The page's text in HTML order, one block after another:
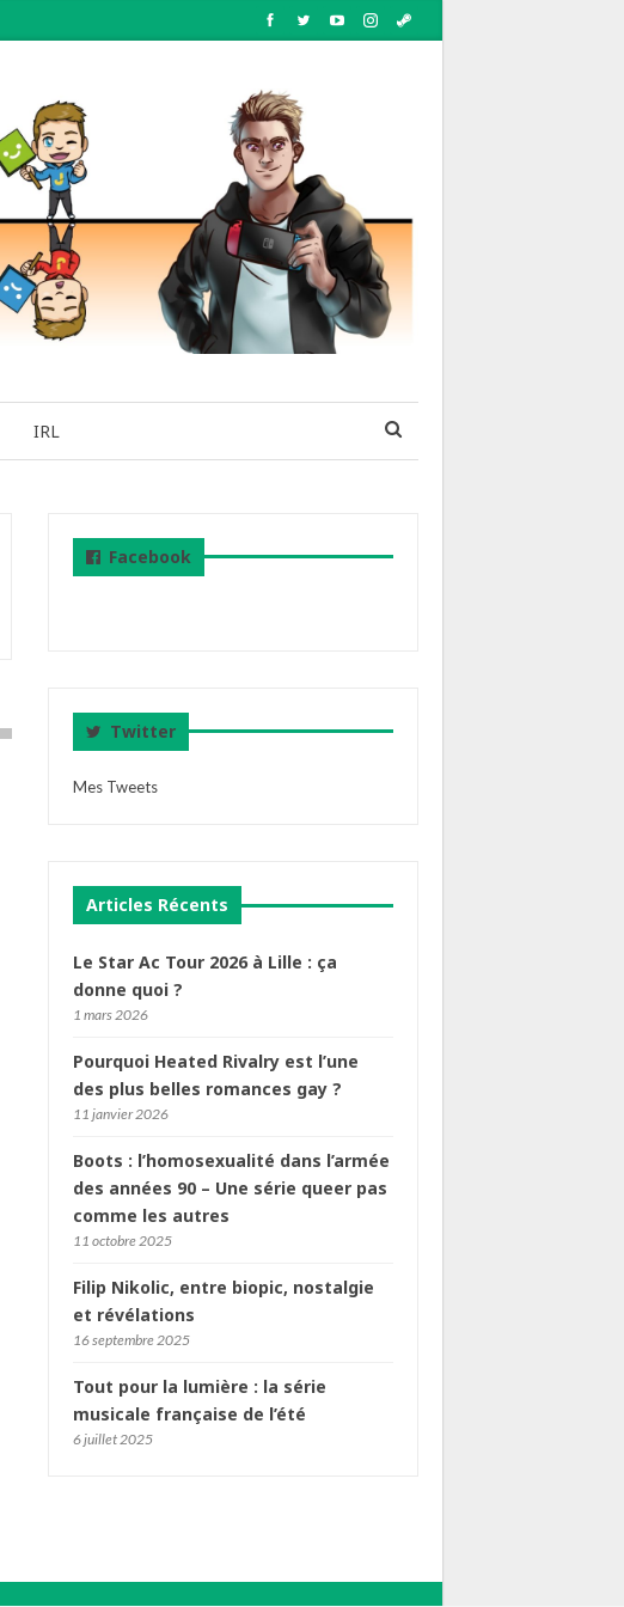
IRL
Facebook
Twitter
Mes Tweets
Articles Récents
Le Star Ac Tour 2026 à Lille : ça
donne quoi ?
1 mars 2026
Pourquoi Heated Rivalry est l’une
des plus belles romances gay ?
11 janvier 2026
Boots : l’homosexualité dans l’armée
des années 90 – Une série queer pas
comme les autres
11 octobre 2025
Filip Nikolic, entre biopic, nostalgie
et révélations
16 septembre 2025
Tout pour la lumière : la série
musicale française de l’été
6 juillet 2025